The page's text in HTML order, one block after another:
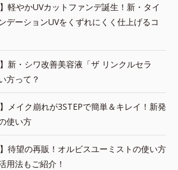
軽やかUVカットファンデ誕生！新・タイ
デーションUVをくずれにくく仕上げるコ
新・シワ改善美容液「ザ リンクルセラ
方って？
メイク崩れが3STEPで簡単＆キレイ！新発
使い方
待望の再販！オルビスユーミストの使い方
用法もご紹介！